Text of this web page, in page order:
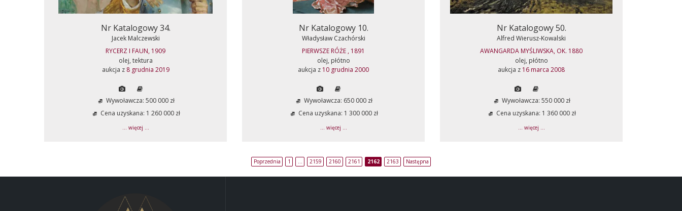
Nr Katalogowy 34.
Jacek Malczewski
RYCERZ I FAUN, 1909
olej, tektura
aukcja z 8 grudnia 2019
Wywoławcza: 500 000 zł
Cena uzyskana: 1 260 000 zł
... więcej ...
Nr Katalogowy 10.
Władysław Czachórski
PIERWSZE RÓŻE , 1891
olej, płótno
aukcja z 10 grudnia 2000
Wywoławcza: 650 000 zł
Cena uzyskana: 1 300 000 zł
... więcej ...
Nr Katalogowy 50.
Alfred Wierusz-Kowalski
AWANGARDA MYŚLIWSKA, OK. 1880
olej, płótno
aukcja z 16 marca 2008
Wywoławcza: 550 000 zł
Cena uzyskana: 1 360 000 zł
... więcej ...
Poprzednia 1 … 2159 2160 2161 2162 2163 Następna